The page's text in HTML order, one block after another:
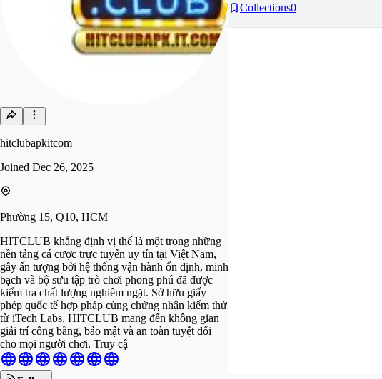
hitclubapkitcom
Joined Dec 26, 2025
Phường 15, Q10, HCM
HITCLUB khẳng định vị thế là một trong những
nền tảng cá cược trực tuyến uy tín tại Việt Nam,
gây ấn tượng bởi hệ thống vận hành ổn định, minh
bạch và bộ sưu tập trò chơi phong phú đã được
kiểm tra chất lượng nghiêm ngặt. Sở hữu giấy
phép quốc tế hợp pháp cùng chứng nhận kiểm thử
từ iTech Labs, HITCLUB mang đến không gian
giải trí công bằng, bảo mật và an toàn tuyệt đối
cho mọi người chơi. Truy cậ
Collections0